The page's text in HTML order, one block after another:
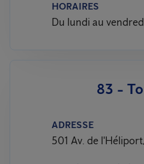
HORAIRES
Du lundi au
83 -
ADRESSE
501 Av. de